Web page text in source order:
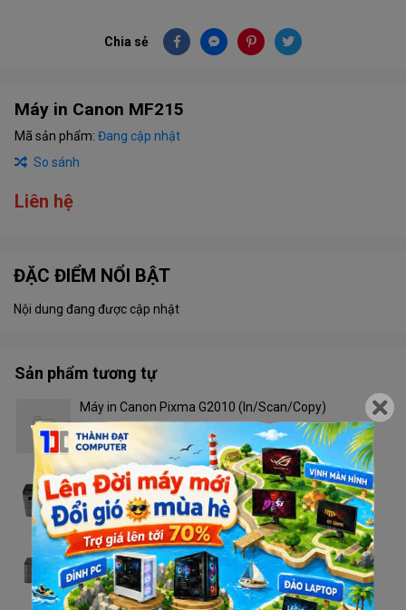
Chia sẻ
Máy in Canon MF215
Mã sản phẩm: Đang cập nhật
So sánh
Liên hệ
ĐẶC ĐIỂM NỔI BẬT
Nội dung đang được cập nhật
Sản phẩm tương tự
Máy in Canon Pixma G2010 (In/Scan/Copy)
Liên hệ
Máy in Brother DCP - L2520D
Liên hệ
Máy in Brother HL - L2321D
Liên hệ